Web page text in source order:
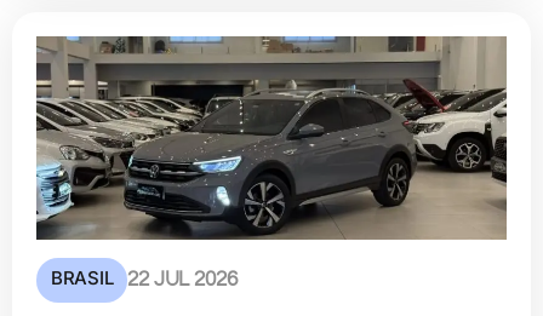
BRASIL 22 JUL 2026